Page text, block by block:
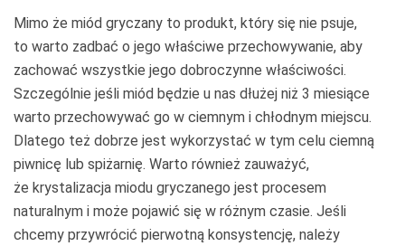
Mimo że miód gryczany to produkt, który się nie psuje,
to warto zadbać o jego właściwe przechowywanie, aby
zachować wszystkie jego dobroczynne właściwości.
Szczególnie jeśli miód będzie u nas dłużej niż 3 miesiące
warto przechowywać go w ciemnym i chłodnym miejscu.
Dlatego też dobrze jest wykorzystać w tym celu ciemną
piwnicę lub spiżarnię. Warto również zauważyć,
że krystalizacja miodu gryczanego jest procesem
naturalnym i może pojawić się w różnym czasie. Jeśli
chcemy przywrócić pierwotną konsystencję, należy